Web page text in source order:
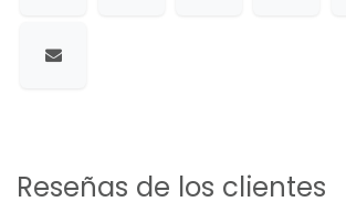
Reseñas de los clientes